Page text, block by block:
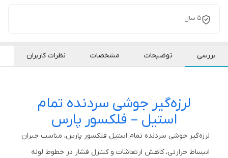
5 سال
بررسی توضیحات مشخصات نظرات کاربران
لرزه‌گیر جوشی سردنده تمام
استیل – فلکسور پارس
لرزه‌گیر جوشی سردنده تمام استیل فلکسور پارس، مناسب جبران
انبساط حرارتی، کاهش ارتعاشات و کنترل فشار در خطوط لوله